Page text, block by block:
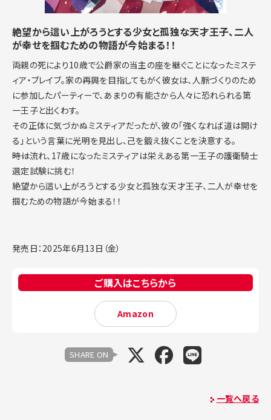
絶望から這い上がろうとする少女と孤独な天才王子、二人
が幸せを掴むための物語が今始まる！！
両親の死により10歳で公爵家の当主の座を継ぐことになったミステ
ィア・ブレイブ。家の再興を目指してもがく彼女は、人脈づくりのため
に参加したパーティーで、あまりの有能さから人々に恐れられる第
一王子と出くわす。
その正体に気づかぬミスティアだったが、彼の「強くなれば道は開け
る」という言葉に光明を見出し、己を鍛え抜くことを決意する。
――時は流れ、17歳になったミスティアは栄えある第一王子の護衛騎士
選定試験に挑む！
絶望から這い上がろうとする少女と孤独な天才王子、二人が幸せを
掴むための物語が今始まる！！
発売日：2025年6月13日（金）
ご購入はこちらから
Amazon
SHARE ON
一覧へ戻る